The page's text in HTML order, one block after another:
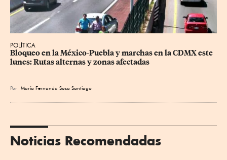
POLÍTICA
Bloqueo en la México-Puebla y marchas en la CDMX este
lunes: Rutas alternas y zonas afectadas
Por María Fernanda Sosa Santiago
Noticias Recomendadas